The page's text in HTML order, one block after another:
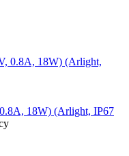
18W) (Arlight, IP67